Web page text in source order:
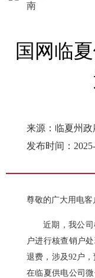
南
国网临
来源：临夏州政
发布时间：
尊敬的广大用电客
近期，我公
户进行核查销户
退费，涉及92户
在临夏供电公司